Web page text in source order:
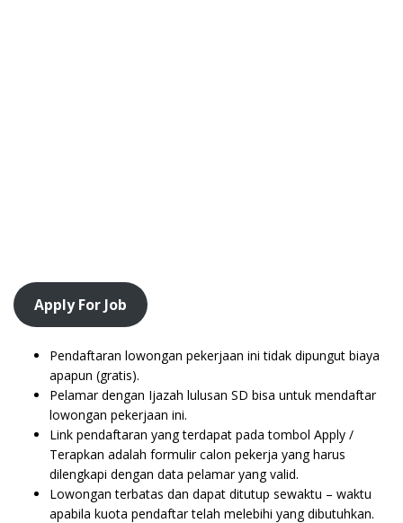
Apply For Job
Pendaftaran lowongan pekerjaan ini tidak dipungut biaya
apapun (gratis).
Pelamar dengan Ijazah lulusan SD bisa untuk mendaftar
lowongan pekerjaan ini.
Link pendaftaran yang terdapat pada tombol Apply /
Terapkan adalah formulir calon pekerja yang harus
dilengkapi dengan data pelamar yang valid.
Lowongan terbatas dan dapat ditutup sewaktu – waktu
apabila kuota pendaftar telah melebihi yang dibutuhkan.